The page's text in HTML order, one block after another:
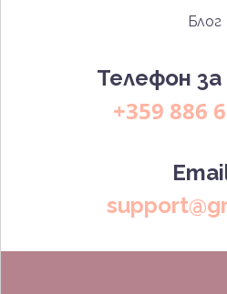
Блог
Телефон за
+359 886